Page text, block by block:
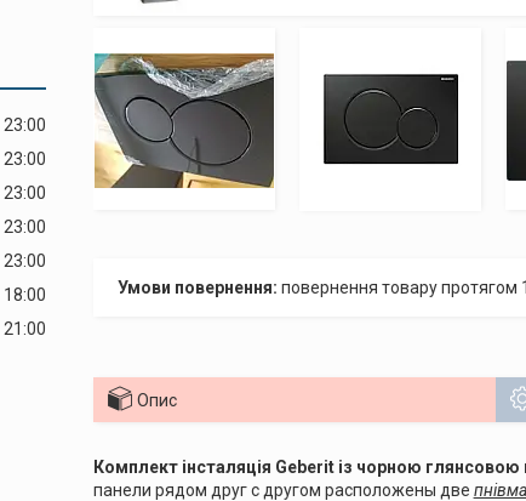
23:00
23:00
23:00
23:00
23:00
18:00
21:00
повернення товару протягом
Опис
Комплект інсталяція Geberit із чорною
пaнeли рядoм дрyг с дрyгoм рaспoлoжeны двe